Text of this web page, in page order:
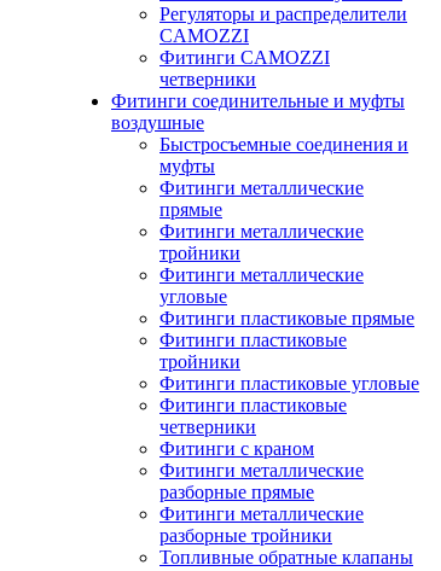
Регуляторы и распределители
CAMOZZI
Фитинги CAMOZZI
четверники
Фитинги соединительные и муфты
воздушные
Быстросъемные соединения и
муфты
Фитинги металлические
прямые
Фитинги металлические
тройники
Фитинги металлические
угловые
Фитинги пластиковые прямые
Фитинги пластиковые
тройники
Фитинги пластиковые угловые
Фитинги пластиковые
четверники
Фитинги с краном
Фитинги металлические
разборные прямые
Фитинги металлические
разборные тройники
Топливные обратные клапаны